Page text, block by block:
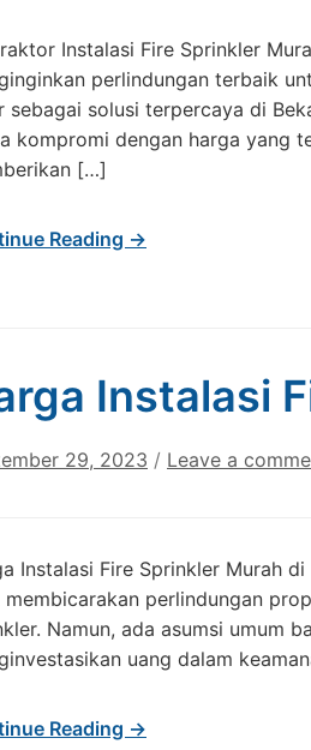
Instalasi Fire Sprinkler
perlindungan terbaik
sebagai solusi terpercaya di
kompromi dengan harga yang
[…]
Reading →
Instalasi
29, 2023 / Leave a
Instalasi Fire Sprinkler Murah
membicarakan perlindungan
Namun, ada asumsi umum
uang dalam
Reading →